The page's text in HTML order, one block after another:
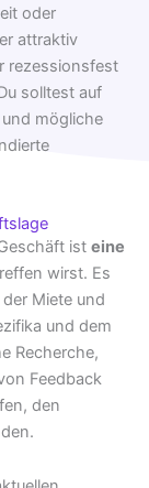
oder
attraktiv
rezessionsfest
solltest auf
mögliche
ist eine
wirst. Es
Miete und
und dem
Recherche,
Feedback
den